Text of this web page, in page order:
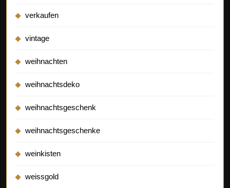
verkaufen
vintage
weihnachten
weihnachtsdeko
weihnachtsgeschenk
weihnachtsgeschenke
weinkisten
weissgold